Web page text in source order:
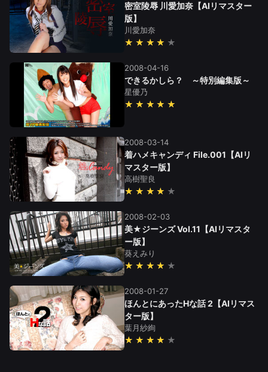
密室陵辱 川愛加奈【AIリマスター
版】
川愛加奈
★★★★
2008-04-16
できるかしら？ ～特別編集版～
星優乃
★★★★★
2008-03-14
着ハメキャンディ File.001【AIリ
マスター版】
高樹聖良
★★★★
2008-02-03
美★ジーンズ Vol.11【AIリマスタ
ー版】
葵えみり
★★★★
2008-01-27
ほんとにあったHな話 2【AIリマス
ター版】
葉月紗絢
★★★★